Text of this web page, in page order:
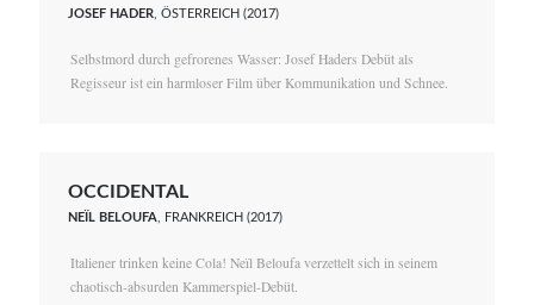
JOSEF HADER , ÖSTERREICH (2017)
Selbstmord durch gefrorenes Wasser: Josef Haders Debüt als
Regisseur ist ein harmloser Film über Kommunikation und Schnee.
OCCIDENTAL
NEÏL BELOUFA , FRANKREICH (2017)
Italiener trinken keine Cola! Neïl Beloufa verzettelt sich in seinem
chaotisch-absurden Kammerspiel-Debüt.